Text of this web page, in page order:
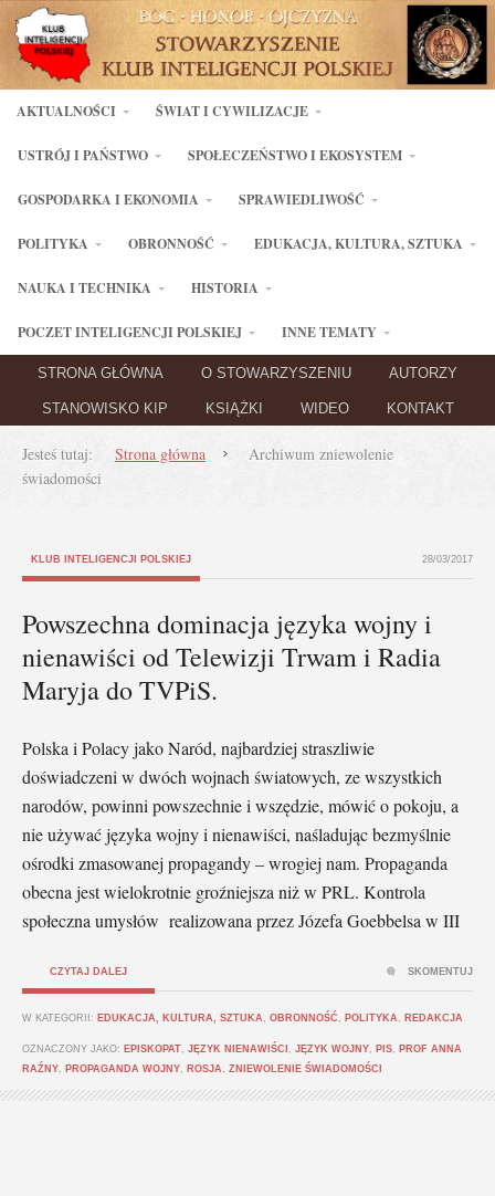
AKTUALNOŚCI ŚWIAT I CYWILIZACJE
USTRÓJ I PAŃSTWO SPOŁECZEŃSTWO I EKOSYSTEM
GOSPODARKA I EKONOMIA SPRAWIEDLIWOŚĆ
POLITYKA OBRONNOŚĆ EDUKACJA, KULTURA, SZTUKA
NAUKA I TECHNIKA HISTORIA
POCZET INTELIGENCJI POLSKIEJ INNE TEMATY
STRONA GŁÓWNA O STOWARZYSZENIU AUTORZY
STANOWISKO KIP KSIĄŻKI WIDEO KONTAKT
Jesteś tutaj: Strona główna
Archiwum zniewolenie
świadomości
KLUB INTELIGENCJI POLSKIEJ 28/03/2017
Powszechna dominacja języka wojny i
nienawiści od Telewizji Trwam i Radia
Maryja do TVPiS.
Polska i Polacy jako Naród, najbardziej straszliwie
doświadczeni w dwóch wojnach światowych, ze wszystkich
narodów, powinni powszechnie i wszędzie, mówić o pokoju, a
nie używać języka wojny i nienawiści, naśladując bezmyślnie
ośrodki zmasowanej propagandy – wrogiej nam. Propaganda
obecna jest wielokrotnie groźniejsza niż w PRL. Kontrola
społeczna umysłów realizowana przez Józefa Goebbelsa w III
CZYTAJ DALEJ
W KATEGORII: EDUKACJA, KULTURA, SZTUKA OBRONNOŚĆ POLITYKA REDAKCJA
OZNACZONY JAKO: EPISKOPAT JĘZYK NIENAWIŚCI JĘZYK WOJNY PIS
PROF ANNA
RAŹNY
PROPAGANDA WOJNY ROSJA ZNIEWOLENIE ŚWIADOMOŚCI
SKOMENTUJ